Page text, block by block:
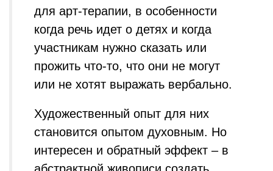
для арт-терапии, в особенности
когда речь идет о детях и когда
участникам нужно сказать или
прожить что-то, что они не могут
или не хотят выражать вербально.
Художественный опыт для них
становится опытом духовным. Но
интересен и обратный эффект – в